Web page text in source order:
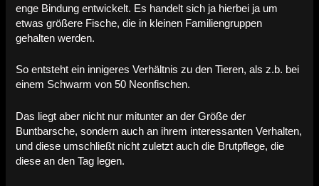
enge Bindung entwickelt. Es handelt sich ja hierbei ja um
etwas größere Fische, die in kleinen Familiengruppen
gehalten werden.
So entsteht ein innigeres Verhältnis zu den Tieren, als z.b. bei
einem Schwarm von 50 Neonfischen.
Das liegt aber nicht nur mitunter an der Größe der
Buntbarsche, sondern auch an ihrem interessanten Verhalten,
und diese umschließt nicht zuletzt auch die Brutpflege, die
diese an den Tag legen.